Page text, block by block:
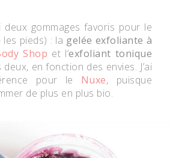
deux gommages favoris pour le
pieds) : la gelée exfoliante à
Shop et l’exfoliant tonique
deux, en fonction des envies. J’ai
pour le Nuxe, puisque
de plus en plus bio.